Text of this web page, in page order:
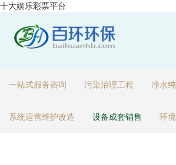
十大娱乐彩票平台
一站式服务咨询 污染治理工程 净水
系统运营维护改造 设备成套销售 环